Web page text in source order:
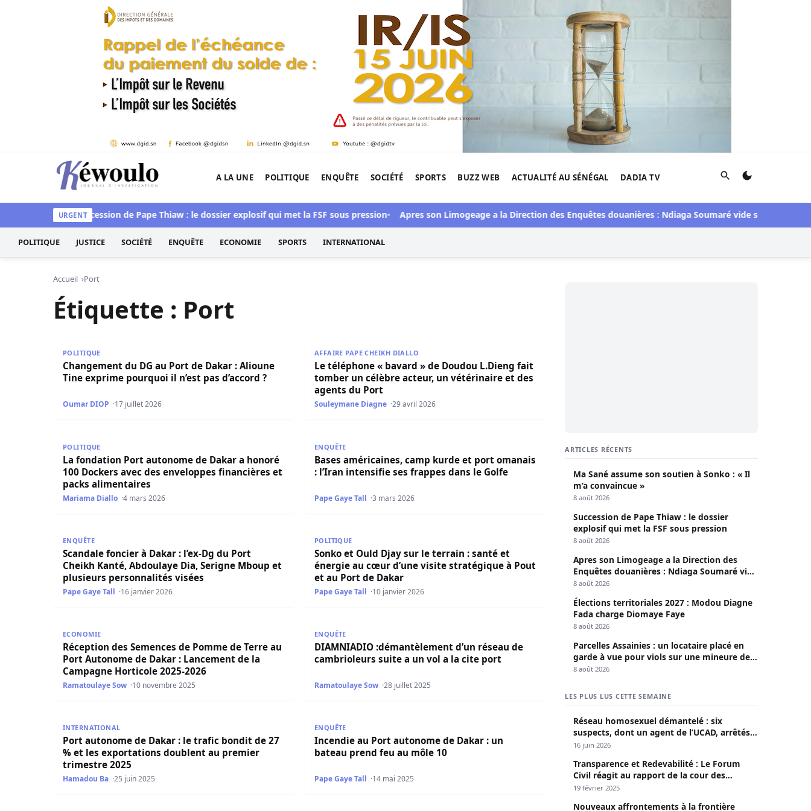
Aller au contenu
Kéwoulo, le premier site d'information et d'investigation de l'Afrique.
A LA UNE POLITIQUE ENQUÊTE SOCIÉTÉ SPORTS BUZZ WEB ACTUALITÉ AU SÉNÉGAL DADIA TV Rechercher
URGENT
Succession de Pape Thiaw : le dossier explosif qui met la FSF sous pression Apres son Limogeage a la Direction des Enquêtes douanières : Ndiaga Soumaré vide son sac
POLITIQUE JUSTICE SOCIÉTÉ ENQUÊTE ECONOMIE SPORTS INTERNATIONAL
Accueil Port
Étiquette : Port
POLITIQUE
Changement du DG au Port de Dakar : Alioune
Tine exprime pourquoi il n’est pas d’accord ?
Oumar DIOP 17 juillet 2026
AFFAIRE PAPE CHEIKH DIALLO
Le téléphone « bavard » de Doudou L.Dieng fait
tomber un célèbre acteur, un vétérinaire et des
agents du Port
Souleymane Diagne 29 avril 2026
POLITIQUE
La fondation Port autonome de Dakar a honoré
100 Dockers avec des enveloppes financières et
packs alimentaires
Mariama Diallo 4 mars 2026
ENQUÊTE
Bases américaines, camp kurde et port omanais
: l’Iran intensifie ses frappes dans le Golfe
Pape Gaye Tall 3 mars 2026
Scandale foncier à Dakar : l’ex-Dg du Port Cheikh Kanté, Abdoulaye Dia, Serigne Mboup et plusieurs personnalités visées
ENQUÊTE
Scandale foncier à Dakar : l’ex-Dg du Port
Cheikh Kanté, Abdoulaye Dia, Serigne Mboup et
plusieurs personnalités visées
Pape Gaye Tall 16 janvier 2026
Sonko et Ould Djay sur le terrain : santé et énergie au cœur d’une visite stratégique à Pout et au Port de Dakar
POLITIQUE
Sonko et Ould Djay sur le terrain : santé et
énergie au cœur d’une visite stratégique à Pout
et au Port de Dakar
Pape Gaye Tall 10 janvier 2026
Réception des Semences de Pomme de Terre au Port Autonome de Dakar : Lancement de la Campagne Horticole 2025-2026
ECONOMIE
Réception des Semences de Pomme de Terre au
Port Autonome de Dakar : Lancement de la
Campagne Horticole 2025-2026
Ramatoulaye Sow 10 novembre 2025
DIAMNIADIO :démantèlement d’un réseau de cambrioleurs suite a un vol a la cite port
ENQUÊTE
DIAMNIADIO :démantèlement d’un réseau de
cambrioleurs suite a un vol a la cite port
Ramatoulaye Sow 28 juillet 2025
INTERNATIONAL
Port autonome de Dakar : le trafic bondit de 27
% et les exportations doublent au premier
trimestre 2025
Hamadou Ba 25 juin 2025
Incendie au Port autonome de Dakar : un bateau prend feu au môle 10
ENQUÊTE
Incendie au Port autonome de Dakar : un
bateau prend feu au môle 10
Pape Gaye Tall 14 mai 2025
ARTICLES RÉCENTS
Ma Sané assume son soutien à Sonko : « Il
m’a convaincue »
8 août 2026
Succession de Pape Thiaw : le dossier
explosif qui met la FSF sous pression
8 août 2026
Apres son Limogeage a la Direction des
Enquêtes douanières : Ndiaga Soumaré vide
son sac
8 août 2026
Élections territoriales 2027 : Modou Diagne
Fada charge Diomaye Faye
8 août 2026
Parcelles Assainies : un locataire placé en
garde à vue pour viols sur une mineure de
13 ans
8 août 2026
LES PLUS LUS CETTE SEMAINE
Réseau homosexuel démantelé : six
suspects, dont un agent de l’UCAD, arrêtés à
Keur Massar ; l’un avoue avoir propagé le
16 juin 2026
Transparence et Redevabilité : Le Forum
Civil réagit au rapport de la cour des
comptes
19 février 2025
Nouveaux affrontements à la frontière